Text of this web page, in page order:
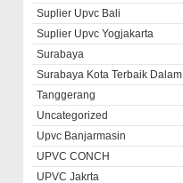
Suplier Upvc Bali
Suplier Upvc Yogjakarta
Surabaya
Surabaya Kota Terbaik
Tanggerang
Uncategorized
Upvc Banjarmasin
UPVC CONCH
UPVC Jakrta